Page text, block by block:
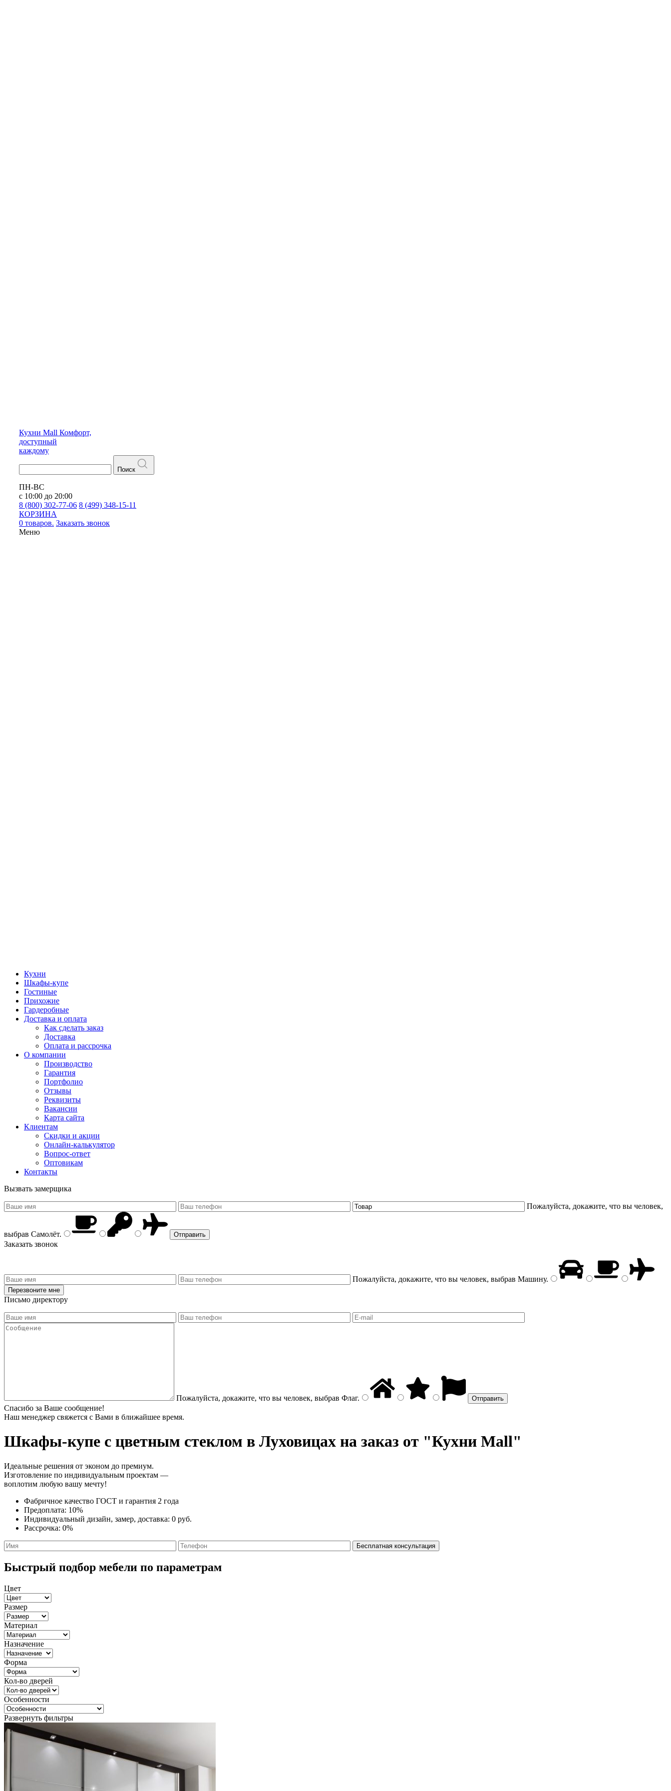
Кухни Mall Комфорт,
доступный
каждому
Поиск
ПН-ВС
с 10:00 до 20:00
8 (800) 302-77-06 8 (499) 348-15-11
КОРЗИНА
0 товаров. Заказать звонок
Меню
Кухни
Шкафы-купе
Гостиные
Прихожие
Гардеробные
Доставка и оплата
Как сделать заказ
Доставка
Оплата и рассрочка
О компании
Производство
Гарантия
Портфолио
Отзывы
Реквизиты
Вакансии
Карта сайта
Клиентам
Скидки и акции
Онлайн-калькулятор
Вопрос-ответ
Оптовикам
Контакты
Вызвать замерщика
Пожалуйста, докажите, что вы человек,
выбрав Самолёт.
Заказать звонок
Пожалуйста, докажите, что вы человек, выбрав Машину.
Письмо директору
Пожалуйста, докажите, что вы человек, выбрав Флаг.
Спасибо за Ваше сообщение!
Наш менеджер свяжется с Вами в ближайшее время.
Шкафы-купе с цветным стеклом в Луховицах на заказ от "Кухни Mall"
Идеальные решения от эконом до премиум.
Изготовление по индивидуальным проектам —
воплотим любую вашу мечту!
Фабричное качество ГОСТ и гарантия 2 года
Предоплата: 10%
Индивидуальный дизайн, замер, доставка: 0 руб.
Рассрочка: 0%
Быстрый подбор мебели по параметрам
Цвет
Размер
Материал
Назначение
Форма
Кол-во дверей
Особенности
Развернуть фильтры